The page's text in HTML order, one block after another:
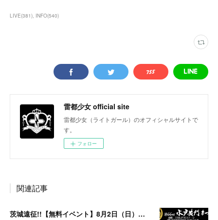
LIVE(381) INFO(540)
雷都少女 official site
雷都少女（ライトガール）のオフィシャルサイトで
す。
フォロー
関連記事
茨城遠征!!【無料イベント】8月2日（日）水戸黄門まつり